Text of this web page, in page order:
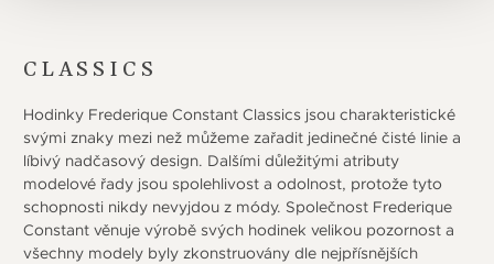
CLASSICS
Hodinky Frederique Constant Classics jsou charakteristické
svými znaky mezi než můžeme zařadit jedinečné čisté linie a
líbivý nadčasový design. Dalšími důležitými atributy
modelové řady jsou spolehlivost a odolnost, protože tyto
schopnosti nikdy nevyjdou z módy. Společnost Frederique
Constant věnuje výrobě svých hodinek velikou pozornost a
všechny modely byly zkonstruovány dle nejpřísnějších